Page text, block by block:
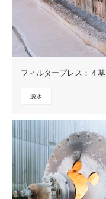
フィルタープレス：４基
脱水